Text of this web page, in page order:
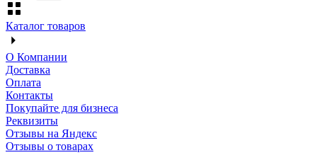
Каталог товаров
О Компании
Доставка
Оплата
Контакты
Покупайте для бизнеса
Реквизиты
Отзывы на Яндекс
Отзывы о товарах